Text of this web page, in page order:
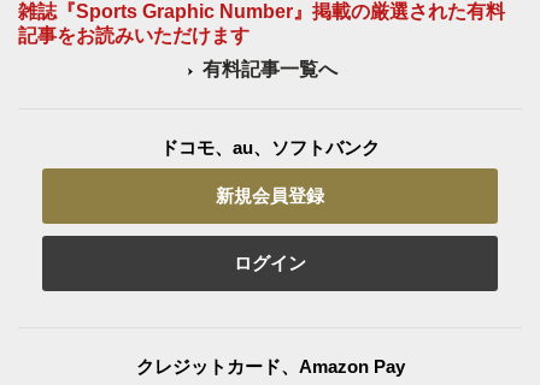
雑誌『Sports Graphic Number』掲載の厳選された有料
記事をお読みいただけます
有料記事一覧へ
ドコモ、au、ソフトバンク
新規会員登録
ログイン
クレジットカード、Amazon Pay